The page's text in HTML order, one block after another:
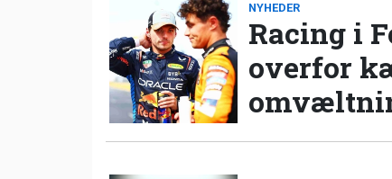
NYHEDER
Racing i
overfor